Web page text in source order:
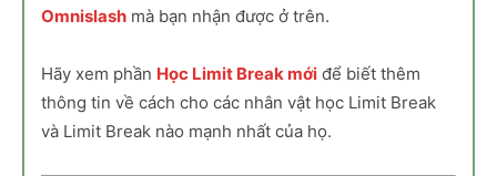
Omnislash mà bạn nhận được ở trên.
Hãy xem phần Học Limit Break mới để biết thêm
thông tin về cách cho các nhân vật học Limit Break
và Limit Break nào mạnh nhất của họ.